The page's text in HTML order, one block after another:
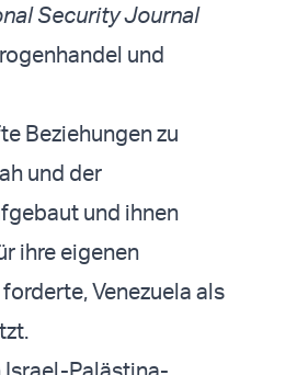
Security Journal
und
Beziehungen zu
und der
und ihnen
ihre eigenen
Venezuela als